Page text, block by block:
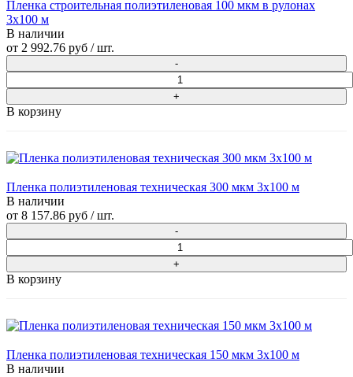
Пленка строительная полиэтиленовая 100 мкм в рулонах
3х100 м
В наличии
от 2 992.76 руб / шт.
В корзину
Пленка полиэтиленовая техническая 300 мкм 3х100 м
В наличии
от 8 157.86 руб / шт.
В корзину
Пленка полиэтиленовая техническая 150 мкм 3х100 м
В наличии